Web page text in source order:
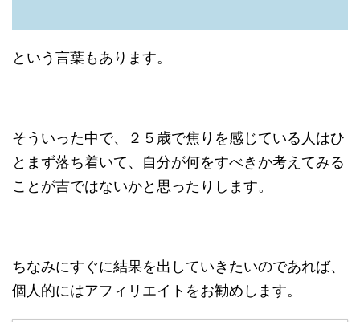
という言葉もあります。
そういった中で、２５歳で焦りを感じている人はひ
とまず落ち着いて、自分が何をすべきか考えてみる
ことが吉ではないかと思ったりします。
ちなみにすぐに結果を出していきたいのであれば、
個人的にはアフィリエイトをお勧めします。